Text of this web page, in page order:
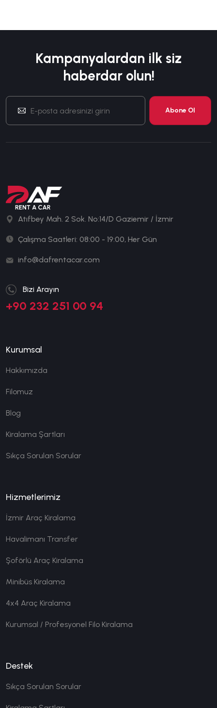
Kampanyalardan ilk siz
haberdar olun!
Atıfbey Mah. 2 Sok. No:14/D Gaziemir / İzmir
Çalışma Saatleri: 08:00 - 19:00, Her Gün
info@dafrentacar.com
Bizi Arayın
+90 232 251 00 94
Kurumsal
Hakkımızda
Filomuz
Blog
Kiralama Şartları
Sıkça Sorulan Sorular
Hizmetlerimiz
İzmir Araç Kiralama
Havalimanı Transfer
Şoförlü Araç Kiralama
Minibüs Kiralama
4x4 Araç Kiralama
Kurumsal / Profesyonel Filo Kiralama
Destek
Sıkça Sorulan Sorular